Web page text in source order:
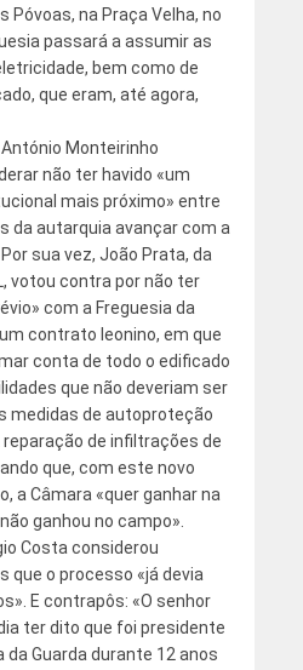
Póvoas, na Praça Velha, no
passará a assumir as
bem como de
que eram, até agora,
Monteirinho
não ter havido «um
mais próximo» entre
da autarquia avançar com a
sua vez, João Prata, da
votou contra por não ter
com a Freguesia da
contrato leonino, em que
conta de todo o edificado
que não deveriam ser
medidas de autoproteção
de infiltrações de
que, com este novo
a Câmara «quer ganhar na
ganhou no campo».
Costa considerou
que o processo «já devia
E contrapôs: «O senhor
ter dito que foi presidente
da Guarda durante 12 anos